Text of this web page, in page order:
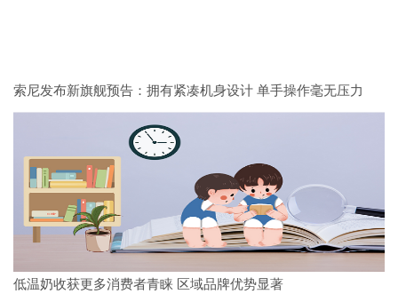
索尼发布新旗舰预告：拥有紧凑机身设计 单手操作毫无压力
低温奶收获更多消费者青睐 区域品牌优势显著